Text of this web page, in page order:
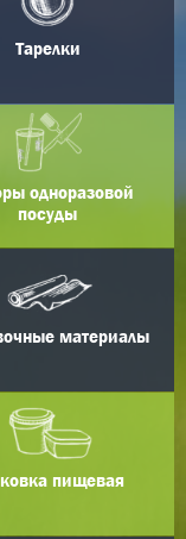
Тарелки
одноразовой
посуды
материалы
пищевая